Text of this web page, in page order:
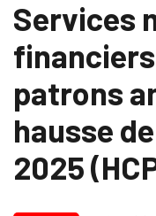
Services
patrons
hausse
2025